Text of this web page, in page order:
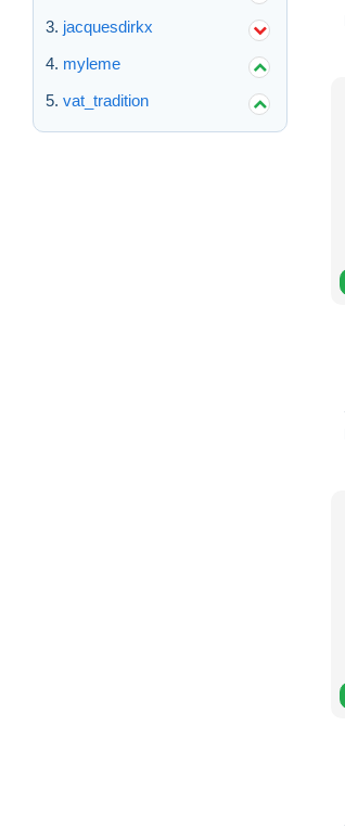
jacquesdirkx
myleme
vat_tradition